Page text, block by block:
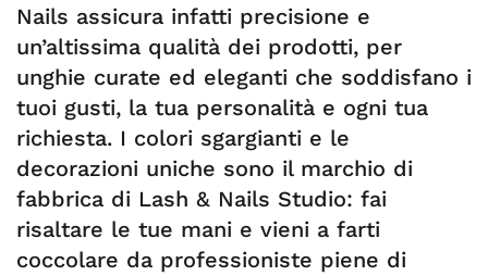
Nails assicura infatti precisione e
un’altissima qualità dei prodotti, per
unghie curate ed eleganti che soddisfano i
tuoi gusti, la tua personalità e ogni tua
richiesta. I colori sgargianti e le
decorazioni uniche sono il marchio di
fabbrica di Lash & Nails Studio: fai
risaltare le tue mani e vieni a farti
coccolare da professioniste piene di